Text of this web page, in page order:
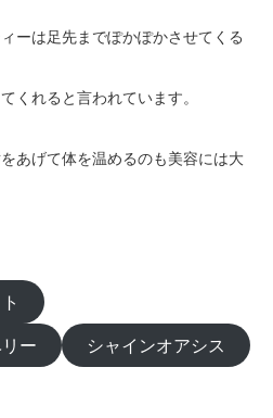
ーは足先までぽかぽかさせてくる
くれると言われています。
あげて体を温めるのも美容には大
ー
シャインオアシス